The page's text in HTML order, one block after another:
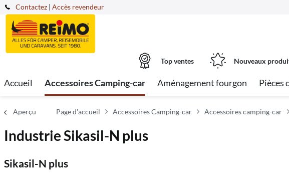
Contactez | Accès revendeur
Top ventes Nouveaux
Accueil Accessoires Camping-car Aménagement fourgon Pièces
Aperçu Page d'accueil Accessoires Camping-car Accessoires camping-car
Industrie Sikasil-N plus
Sikasil-N plus